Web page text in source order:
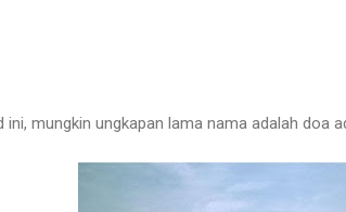
mungkin ungkapan lama nama adalah doa